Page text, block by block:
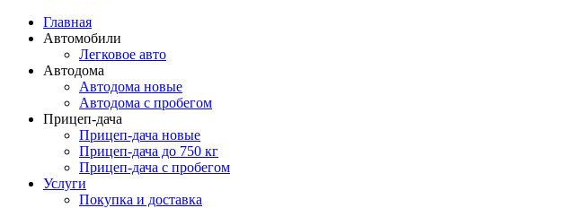
Главная
Автомобили
Легковое авто
Автодома
Автодома новые
Автодома с пробегом
Прицеп-дача
Прицеп-дача новые
Прицеп-дача до 750 кг
Прицеп-дача с пробегом
Услуги
Покупка и доставка